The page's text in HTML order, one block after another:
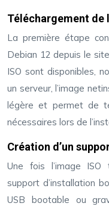
Téléchargement de
La première étape
Debian 12 depuis le
ISO sont disponibles,
un serveur, l’image
légère et permet de
nécessaires lors de
Création d’un
Une fois l’image ISO
support d’installation
USB bootable ou